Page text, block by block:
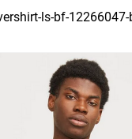
ls-bf-